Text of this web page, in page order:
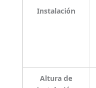
Instalación
Altura de